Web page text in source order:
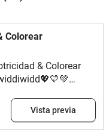
Colorear
& Colorear
#contorno
Vista previa